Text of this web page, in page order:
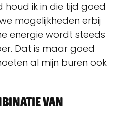
houd ik in die tijd goed
mogelijkheden erbij
energie wordt steeds
Dat is maar goed
al mijn buren ook
van